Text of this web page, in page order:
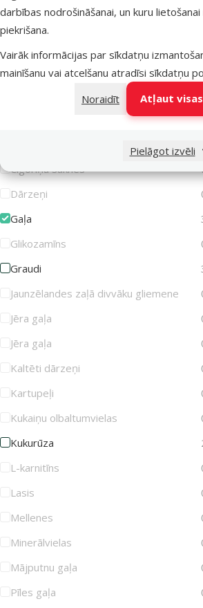
darbības nodrošināšanai, un kuru
piekrišana.
Vairāk informācijas par sīkdatņu
mainīšanu vai atcelšanu atradīsi sīkdatņu
Noraidīt
Atļaut
Pielāgot izvēli
Sastāvs un garšas
Atlasīt pēc: sastāvs un garšas
Augu izcelsmes produkti
Cigoriņu saknes
Dārzeņi
Gaļa
Glikozamīns
Graudi
Jaunzēlandes zaļā divvāku gliemene
Jēra gaļa
Jēra gaļa
Kaltēti dārzeņi
Kartupeļi
Kukaiņu olbaltumvielas
Kukurūza
L-karnitīns
Lasis
Mellenes
Minerālvielas
Mājputnu gaļa
Pīles gaļa